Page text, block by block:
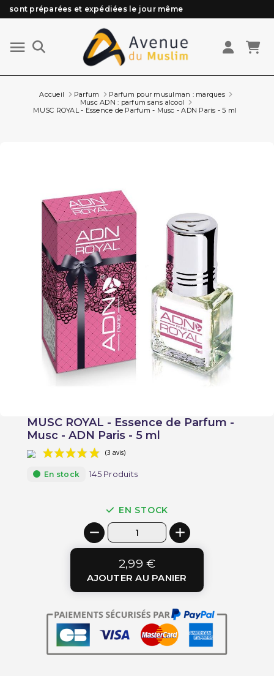
sont préparées et expédiées le jour même
Besoin d'aide ? Retrouvez notre FAQ
Livraison offerte à partir de 89€ d'achat*
Les Commandes passées avant 15h (lun au Vend)
Accueil Parfum
Parfum pour musulman : marques
Musc ADN : parfum sans alcool
MUSC ROYAL - Essence de Parfum - Musc - ADN Paris - 5 ml
MUSC ROYAL - Essence de Parfum -
Musc - ADN Paris - 5 ml
(3 avis)
En stock 145 Produits
EN STOCK
2,99 €
AJOUTER AU PANIER